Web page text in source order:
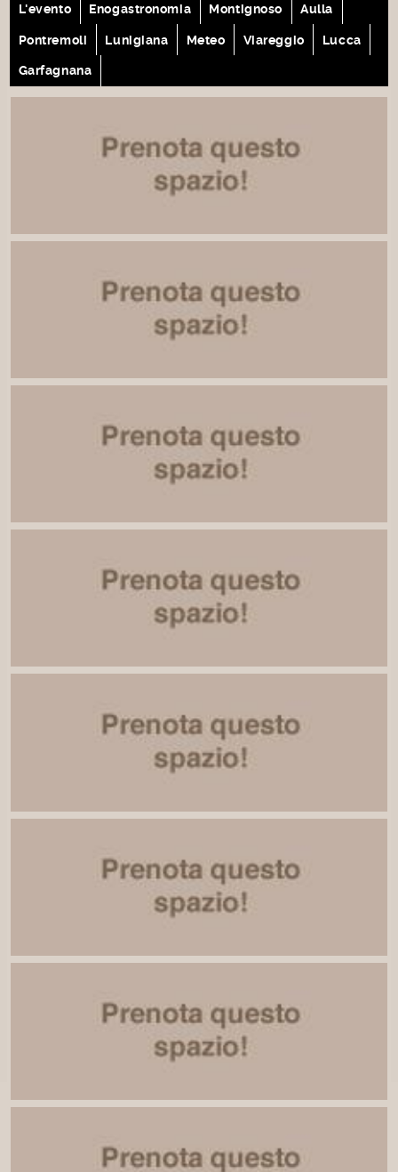
L'evento Enogastronomia Montignoso Aulla
Pontremoli Lunigiana Meteo Viareggio Lucca
Garfagnana